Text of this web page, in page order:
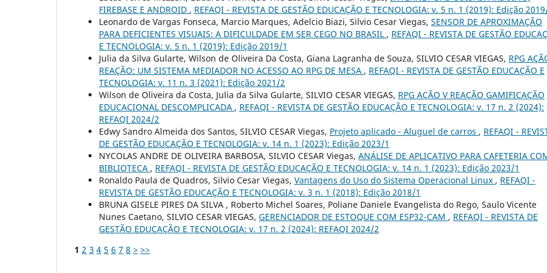
FIREBASE E ANDROID , REFAQI - REVISTA DE GESTÃO EDUCAÇÃO E TECNOLOGIA: v. 5 n. 1 (2019): Edição
Leonardo de Vargas Fonseca, Marcio Marques, Adelcio Biazi, Silvio Cesar Viegas, SENSOR DE APROXIMAÇÃO
PARA DEFICIENTES VISUAIS: A DIFICULDADE EM SER CEGO NO BRASIL , REFAQI - REVISTA DE GESTÃO
E TECNOLOGIA: v. 5 n. 1 (2019): Edição 2019/1
Julia da Silva Gularte, Wilson de Oliveira Da Costa, Giana Lagranha de Souza, SILVIO CESAR VIEGAS, RPG
REAÇÃO: UM SISTEMA MEDIADOR NO ACESSO AO RPG DE MESA , REFAQI - REVISTA DE GESTÃO EDUCAÇÃO E
TECNOLOGIA: v. 11 n. 3 (2021): Edição 2021/2
Wilson de Oliveira da Costa, Julia da Silva Gularte, SILVIO CESAR VIEGAS, RPG AÇÃO V REAÇÃO GAMIFICAÇÃO
EDUCACIONAL DESCOMPLICADA , REFAQI - REVISTA DE GESTÃO EDUCAÇÃO E TECNOLOGIA: v. 17 n. 2 (2024):
REFAQI 2024/2
Edwy Sandro Almeida dos Santos, SILVIO CESAR Viegas, Projeto aplicado - Aluguel de carros , REFAQI -
DE GESTÃO EDUCAÇÃO E TECNOLOGIA: v. 14 n. 1 (2023): Edição 2023/1
NYCOLAS ANDRE DE OLIVEIRA BARBOSA, SILVIO CESAR Viegas, ANÁLISE DE APLICATIVO PARA CAFETERIA
BIBLIOTECA , REFAQI - REVISTA DE GESTÃO EDUCAÇÃO E TECNOLOGIA: v. 14 n. 1 (2023): Edição 2023/1
Ronaldo Paula de Quadros, Silvio Cesar Viegas, Vantagens do Uso do Sistema Operacional Linux , REFAQI -
REVISTA DE GESTÃO EDUCAÇÃO E TECNOLOGIA: v. 3 n. 1 (2018): Edição 2018/1
BRUNA GISELE PIRES DA SILVA , Roberto Michel Soares, Poliane Daniele Evangelista do Rego, Saulo Vicente
Nunes Caetano, SILVIO CESAR VIEGAS, GERENCIADOR DE ESTOQUE COM ESP32-CAM , REFAQI - REVISTA DE
GESTÃO EDUCAÇÃO E TECNOLOGIA: v. 17 n. 2 (2024): REFAQI 2024/2
1 2 3 4 5 6 7 8 > >>